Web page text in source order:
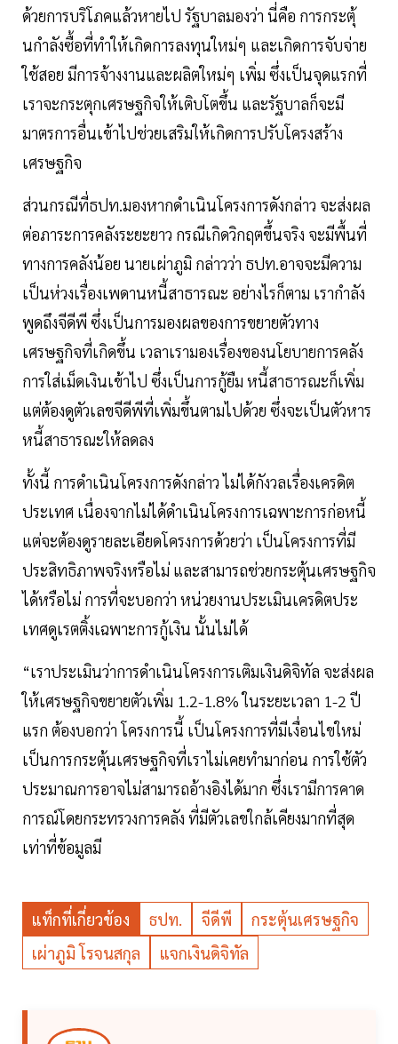
ด้วยการบริโภคแล้วหายไป รัฐบาลมองว่า นี่คือ การกระตุ้
นกำลังซื้อที่ทำให้เกิดการลงทุนใหม่ๆ และเกิดการจับจ่าย
ใช้สอย มีการจ้างงานและผลิตใหม่ๆ เพิ่ม ซึ่งเป็นจุดแรกที่
เราจะกระตุกเศรษฐกิจให้เติบโตขึ้น และรัฐบาลก็จะมี
มาตรการอื่นเข้าไปช่วยเสริมให้เกิดการปรับโครงสร้าง
เศรษฐกิจ
ส่วนกรณีที่ธปท.มองหากดำเนินโครงการดังกล่าว จะส่งผล
ต่อภาระการคลังระยะยาว กรณีเกิดวิกฤตขึ้นจริง จะมีพื้นที่
ทางการคลังน้อย นายเผ่าภูมิ กล่าวว่า ธปท.อาจจะมีความ
เป็นห่วงเรื่องเพดานหนี้สาธารณะ อย่างไรก็ตาม เรากำลัง
พูดถึงจีดีพี ซึ่งเป็นการมองผลของการขยายตัวทาง
เศรษฐกิจที่เกิดขึ้น เวลาเรามองเรื่องของนโยบายการคลัง
การใส่เม็ดเงินเข้าไป ซึ่งเป็นการกู้ยืม หนี้สาธารณะก็เพิ่ม
แต่ต้องดูตัวเลขจีดีพีที่เพิ่มขึ้นตามไปด้วย ซึ่งจะเป็นตัวหาร
หนี้สาธารณะให้ลดลง
ทั้งนี้ การดำเนินโครงการดังกล่าว ไม่ได้กังวลเรื่องเครดิต
ประเทศ เนื่องจากไม่ได้ดำเนินโครงการเฉพาะการก่อหนี้
แต่จะต้องดูรายละเอียดโครงการด้วยว่า เป็นโครงการที่มี
ประสิทธิภาพจริงหรือไม่ และสามารถช่วยกระตุ้นเศรษฐกิจ
ได้หรือไม่ การที่จะบอกว่า หน่วยงานประเมินเครดิตประ
เทศดูเรตติ้งเฉพาะการกู้เงิน นั้นไม่ได้
“เราประเมินว่าการดำเนินโครงการเติมเงินดิจิทัล จะส่งผล
ให้เศรษฐกิจขยายตัวเพิ่ม 1.2-1.8% ในระยะเวลา 1-2 ปี
แรก ต้องบอกว่า โครงการนี้ เป็นโครงการที่มีเงื่อนไขใหม่
เป็นการกระตุ้นเศรษฐกิจที่เราไม่เคยทำมาก่อน การใช้ตัว
ประมาณการอาจไม่สามารถอ้างอิงได้มาก ซึ่งเรามีการคาด
การณ์โดยกระทรวงการคลัง ที่มีตัวเลขใกล้เคียงมากที่สุด
เท่าที่ข้อมูลมี
แท็กที่เกี่ยวข้อง ธปท. จีดีพี
กระตุ้นเศรษฐกิจ
เผ่าภูมิ โรจนสกุล
แจกเงินดิจิทัล